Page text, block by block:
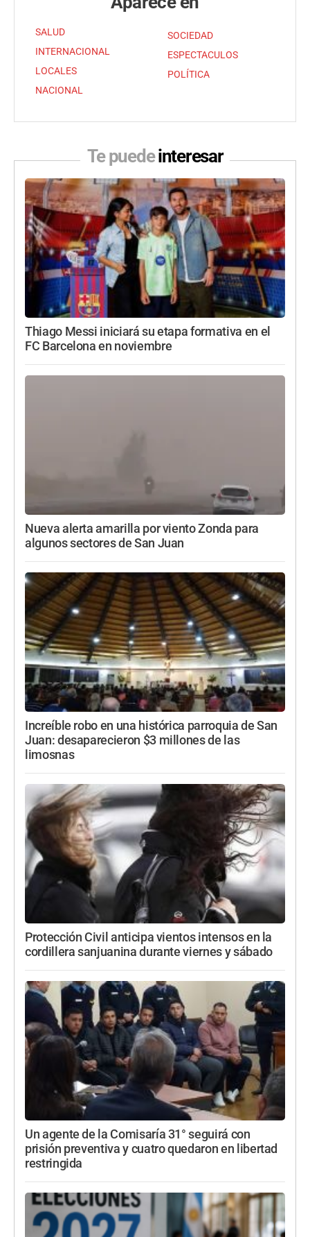
SALUD
INTERNACIONAL
LOCALES
NACIONAL
SOCIEDAD
ESPECTACULOS
POLÍTICA
Te puedeinteresar
Thiago Messi iniciará su etapa formativa en el
FC Barcelona en noviembre
Nueva alerta amarilla por viento Zonda para
algunos sectores de San Juan
Increíble robo en una histórica parroquia de San
Juan: desaparecieron $3 millones de las
limosnas
Protección Civil anticipa vientos intensos en la
cordillera sanjuanina durante viernes y sábado
Un agente de la Comisaría 31° seguirá con
prisión preventiva y cuatro quedaron en libertad
restringida